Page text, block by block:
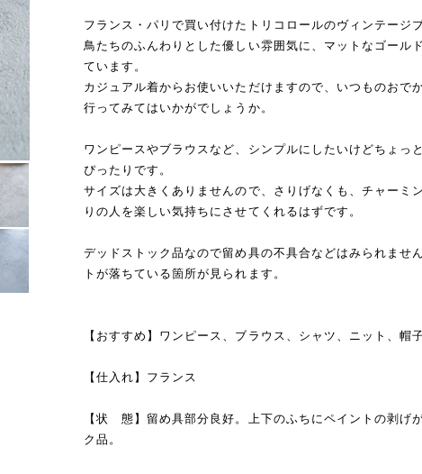
フランス・パリで買い付けたトリコロールのヴィンテージ
鳥たちのふんわりとした優しい雰囲気に、マットなゴール
ています。
カジュアル着からお使いいただけますので、いつものおで
行ってみてはいかがでしょうか。
ワンピースやブラウスなど、シンプルにしたいけどちょっ
ぴったりです。
サイズは大きくありませんので、さりげなくも、チャーミ
りの人を楽しい気持ちにさせてくれるはずです。
デッドストック品なので留め具の不具合などはみられませ
トが落ちている箇所が見られます。
【おすすめ】ワンピース、ブラウス、シャツ、ニット、帽
【仕入れ】フランス
【状 態】留め具部分良好。上下のふちにペイントの剥げ
ク品。